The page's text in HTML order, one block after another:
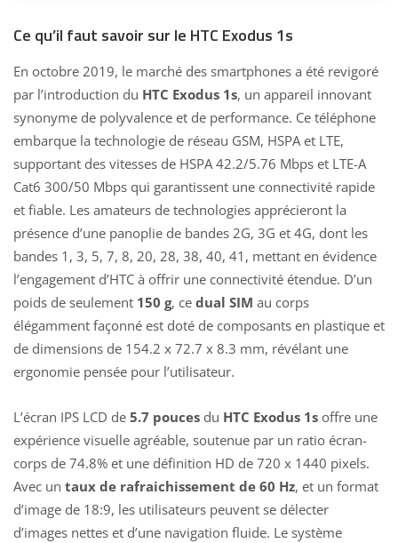
Ce qu’il faut savoir sur le HTC Exodus 1s
En octobre 2019, le marché des smartphones a été revigoré
par l’introduction du HTC Exodus 1s, un appareil innovant
synonyme de polyvalence et de performance. Ce téléphone
embarque la technologie de réseau GSM, HSPA et LTE,
supportant des vitesses de HSPA 42.2/5.76 Mbps et LTE-A
Cat6 300/50 Mbps qui garantissent une connectivité rapide
et fiable. Les amateurs de technologies apprécieront la
présence d’une panoplie de bandes 2G, 3G et 4G, dont les
bandes 1, 3, 5, 7, 8, 20, 28, 38, 40, 41, mettant en évidence
l’engagement d’HTC à offrir une connectivité étendue. D’un
poids de seulement 150 g, ce dual SIM au corps
élégamment façonné est doté de composants en plastique et
de dimensions de 154.2 x 72.7 x 8.3 mm, révélant une
ergonomie pensée pour l’utilisateur.
L’écran IPS LCD de 5.7 pouces du HTC Exodus 1s offre une
expérience visuelle agréable, soutenue par un ratio écran-
corps de 74.8% et une définition HD de 720 x 1440 pixels.
Avec un taux de rafraichissement de 60 Hz, et un format
d’image de 18:9, les utilisateurs peuvent se délecter
d’images nettes et d’une navigation fluide. Le système